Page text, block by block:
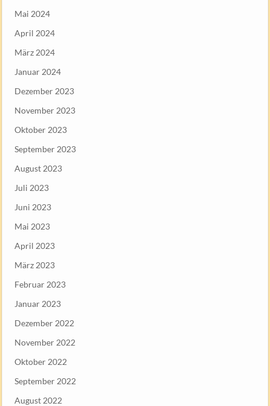
Mai 2024
April 2024
März 2024
Januar 2024
Dezember 2023
November 2023
Oktober 2023
September 2023
August 2023
Juli 2023
Juni 2023
Mai 2023
April 2023
März 2023
Februar 2023
Januar 2023
Dezember 2022
November 2022
Oktober 2022
September 2022
August 2022